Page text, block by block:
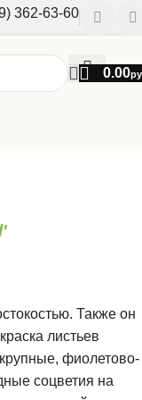
362-63-60
0.00
Также он
листьев
фиолетово-
соцветия на